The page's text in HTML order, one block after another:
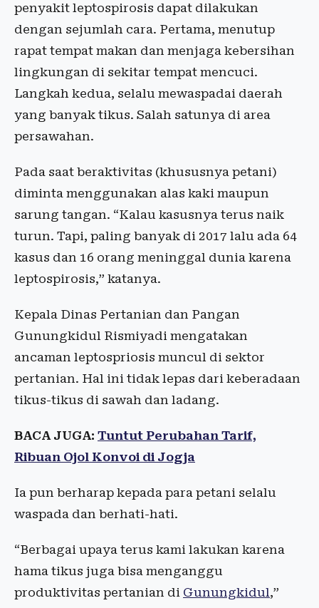
penyakit leptospirosis dapat dilakukan
dengan sejumlah cara. Pertama, menutup
rapat tempat makan dan menjaga kebersihan
lingkungan di sekitar tempat mencuci.
Langkah kedua, selalu mewaspadai daerah
yang banyak tikus. Salah satunya di area
persawahan.
Pada saat beraktivitas (khususnya petani)
diminta menggunakan alas kaki maupun
sarung tangan. “Kalau kasusnya terus naik
turun. Tapi, paling banyak di 2017 lalu ada 64
kasus dan 16 orang meninggal dunia karena
leptospirosis,” katanya.
Kepala Dinas Pertanian dan Pangan
Gunungkidul Rismiyadi mengatakan
ancaman leptospriosis muncul di sektor
pertanian. Hal ini tidak lepas dari keberadaan
tikus-tikus di sawah dan ladang.
BACA JUGA: Tuntut Perubahan Tarif,
Ribuan Ojol Konvoi di Jogja
Ia pun berharap kepada para petani selalu
waspada dan berhati-hati.
“Berbagai upaya terus kami lakukan karena
hama tikus juga bisa menganggu
produktivitas pertanian di Gunungkidul,”